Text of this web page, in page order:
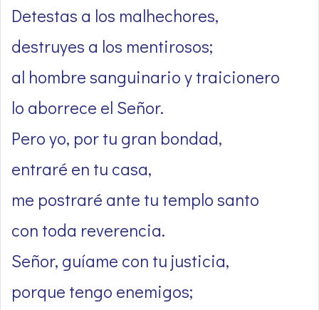
Detestas a los malhechores,
destruyes a los mentirosos;
al hombre sanguinario y traicionero
lo aborrece el Señor.
Pero yo, por tu gran bondad,
entraré en tu casa,
me postraré ante tu templo santo
con toda reverencia.
Señor, guíame con tu justicia,
porque tengo enemigos;